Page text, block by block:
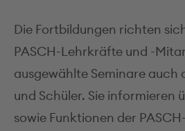
Die Fortbildungen richten
PASCH-Lehrkräfte und -‍
ausgewählte Seminare auch
und Schüler. Sie informieren
sowie Funktionen der